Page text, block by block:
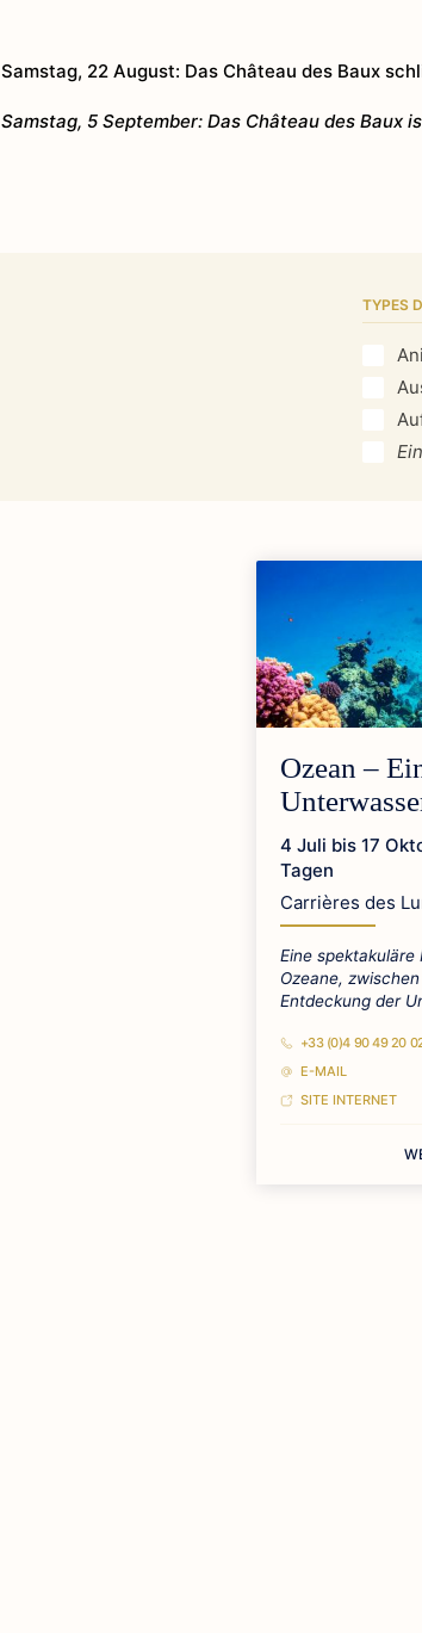
Samstag, 22 August: Das Château des Baux
Samstag, 5 September: Das Château des Baux
TYPES
Ozean –
4 Juli bis 17
Tagen
Carrières des
Eine spektakuläre
Ozeane,
Entdeckung der
+33 (0)4 90 49 20
E-MAIL
SITE INTERNET